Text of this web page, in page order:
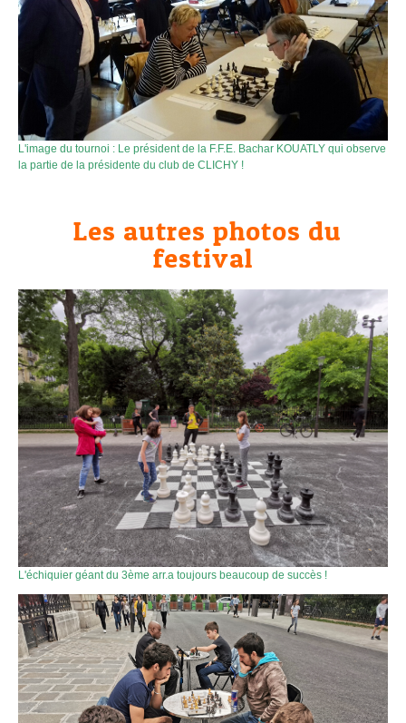
L'image du tournoi : Le président de la F.F.E. Bachar KOUATLY qui observe
la partie de la présidente du club de CLICHY !
Les autres photos du
festival
L'échiquier géant du 3ème arr.a toujours beaucoup de succès !